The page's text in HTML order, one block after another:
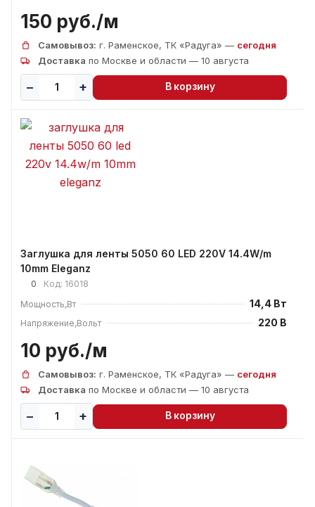
150 руб./м
Самовывоз: г. Раменское, ТК «Радуга» — сегодня
Доставка по Москве и области — 10 августа
В корзину
Заглушка для ленты 5050 60 LED 220V 14.4W/m
10mm Eleganz
0 Код: 16018
Мощность,Вт
14,4 Вт
Напряжение,Вольт 220 В
10 руб./м
Самовывоз: г. Раменское, ТК «Радуга» — сегодня
Доставка по Москве и области — 10 августа
В корзину